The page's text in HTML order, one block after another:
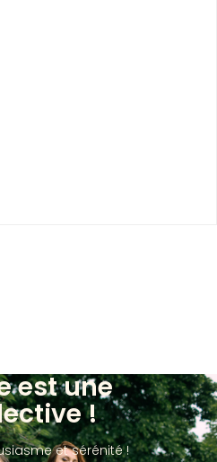
est une
!
et sérénité !